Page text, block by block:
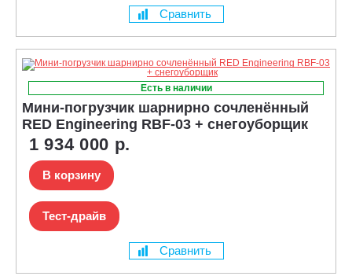
Сравнить
Есть в наличии
Мини-погрузчик шарнирно сочленённый
RED Engineering RBF-03 + снегоуборщик
1 934 000 р.
В корзину
Тест-драйв
Сравнить